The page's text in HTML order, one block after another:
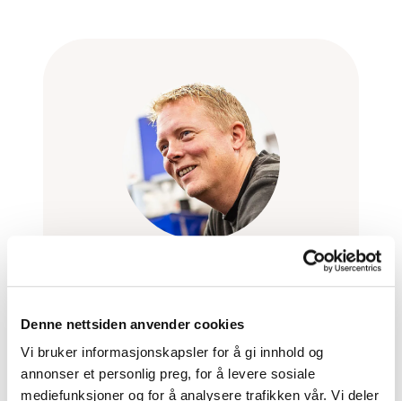
Denne nettsiden anvender cookies
Vi bruker informasjonskapsler for å gi innhold og
annonser et personlig preg, for å levere sosiale
mediefunksjoner og for å analysere trafikken vår. Vi deler
Stian Sagen
Kundemottaker
99213441
stian@jpauto.no